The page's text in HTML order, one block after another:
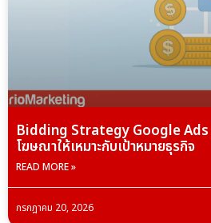
Bidding Strategy Google Ads
โฆษณาให้เหมาะกับเป้าหมายธุรกิจ
READ MORE »
กรกฎาคม 20, 2026